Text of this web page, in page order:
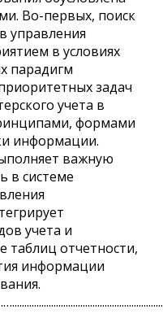
Во-первых, поиск
управления
в условиях
парадигм
задач
учета в
формами
информации.
важную
в системе
учета и
таблиц отчетности,
информации